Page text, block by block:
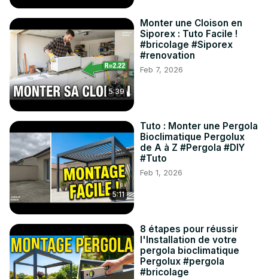
5:39
Monter une Cloison en
Siporex : Tuto Facile !
#bricolage #Siporex
#renovation
Feb 7, 2026
5:11
Tuto : Monter une Pergola
Bioclimatique Pergolux
de A à Z #Pergola #DIY
#Tuto
Feb 1, 2026
8 étapes pour réussir
l'Installation de votre
pergola bioclimatique
Pergolux #pergola
#bricolage